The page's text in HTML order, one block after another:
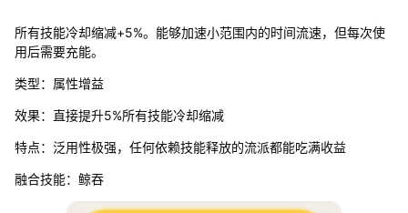
所有技能冷却缩减+5%。能够加速小范围内的时间流速，但每次使
用后需要充能。
类型：属性增益
效果：直接提升5%所有技能冷却缩减
特点：泛用性极强，任何依赖技能释放的流派都能吃满收益
融合技能：鲸吞